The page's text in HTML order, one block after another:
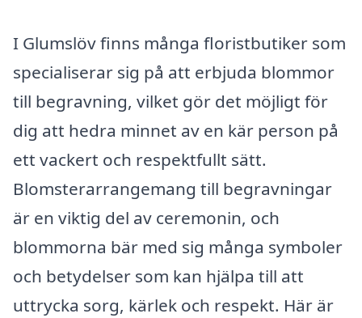
I Glumslöv finns många floristbutiker som
specialiserar sig på att erbjuda blommor
till begravning, vilket gör det möjligt för
dig att hedra minnet av en kär person på
ett vackert och respektfullt sätt.
Blomsterarrangemang till begravningar
är en viktig del av ceremonin, och
blommorna bär med sig många symboler
och betydelser som kan hjälpa till att
uttrycka sorg, kärlek och respekt. Här är